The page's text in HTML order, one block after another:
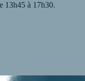
13h45 à 17h30.